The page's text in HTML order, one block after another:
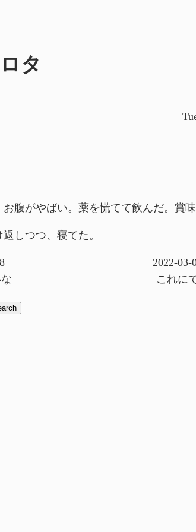
タ
腹がやばい。薬を慌てて飲んだ。賞味
しつつ、寝てた。
2022-03-
これに